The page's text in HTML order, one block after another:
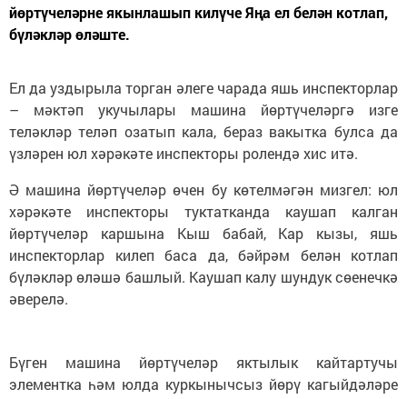
йөртүчеләрне якынлашып килүче Яңа ел белән котлап,
бүләкләр өләште.
Ел да уздырыла торган әлеге чарада яшь инспекторлар
– мәктәп укучылары машина йөртүчеләргә изге
теләкләр теләп озатып кала, бераз вакытка булса да
үзләрен юл хәрәкәте инспекторы ролендә хис итә.
Ә машина йөртүчеләр өчен бу көтелмәгән мизгел: юл
хәрәкәте инспекторы туктатканда каушап калган
йөртүчеләр каршына Кыш бабай, Кар кызы, яшь
инспекторлар килеп баса да, бәйрәм белән котлап
бүләкләр өләшә башлый. Каушап калу шундук сөенечкә
әверелә.
Бүген машина йөртүчеләр яктылык кайтартучы
элементка һәм юлда куркынычсыз йөрү кагыйдәләре